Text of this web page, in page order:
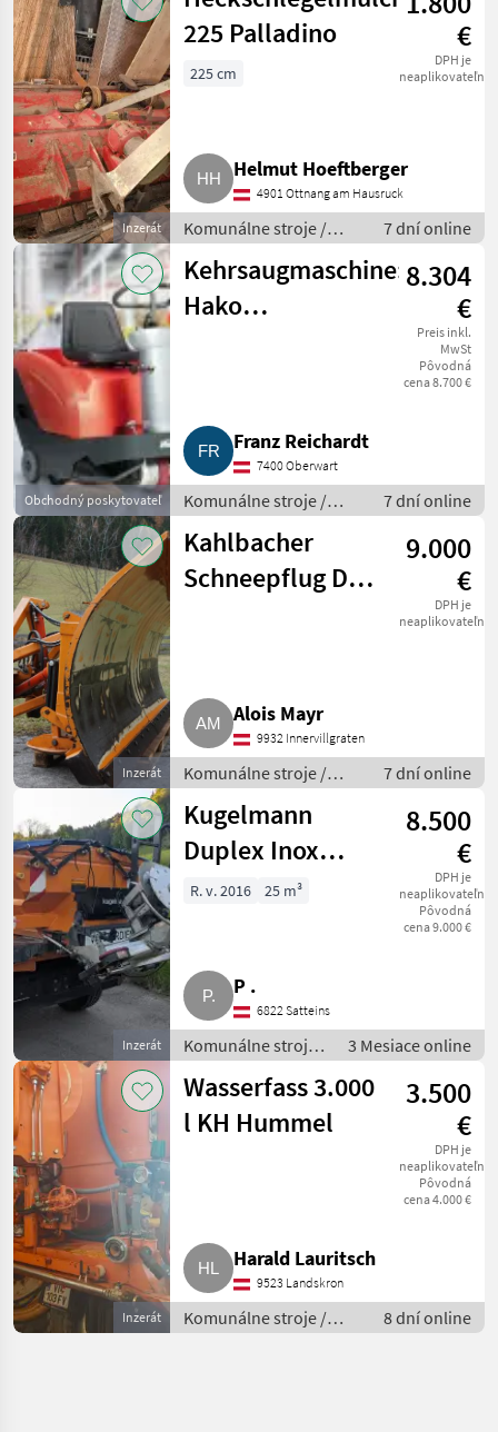
Inzerát
225 Palladino
€
DPH je
neaplikovateľné
225 cm
Helmut Hoeftberger
4901 Ottnang am Hausruck
Komunálne stroje /
Spádová kosačka
7 dní online
Obchodný poskytovateľ
Kehrsaugmaschine:
Hako
8.304
€
Preis inkl.
MwSt
Pôvodná
cena 8.700 €
Franz Reichardt
7400 Oberwart
Komunálne stroje /
Zametací stroj
7 dní online
Inzerát
Kahlbacher
Schneepflug DS
9.000
€
DPH je
neaplikovateľné
Alois Mayr
9932 Innervillgraten
Komunálne stroje /
Snehové drapáky a
snehové frézy
7 dní online
Inzerát
Kugelmann
Duplex Inox
Aufbausalzstreuer
8.500
€
DPH je
neaplikovateľné
Pôvodná
cena 9.000 €
R. v. 2016 25 m³
P .
6822 Satteins
Komunálne stroje /
Striekacie stroje
3 Mesiace online
Inzerát
Wasserfass 3.000
l KH Hummel
3.500
€
DPH je
neaplikovateľné
Pôvodná
cena 4.000 €
Harald Lauritsch
9523 Landskron
Komunálne stroje /
Komunálne vozidlá
8 dní online